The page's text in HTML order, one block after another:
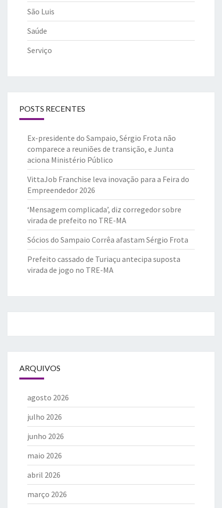
São Luis
Saúde
Serviço
POSTS RECENTES
Ex-presidente do Sampaio, Sérgio Frota não
comparece a reuniões de transição, e Junta
aciona Ministério Público
VittaJob Franchise leva inovação para a Feira do
Empreendedor 2026
‘Mensagem complicada’, diz corregedor sobre
virada de prefeito no TRE-MA
Sócios do Sampaio Corrêa afastam Sérgio Frota
Prefeito cassado de Turiaçu antecipa suposta
virada de jogo no TRE-MA
ARQUIVOS
agosto 2026
julho 2026
junho 2026
maio 2026
abril 2026
março 2026